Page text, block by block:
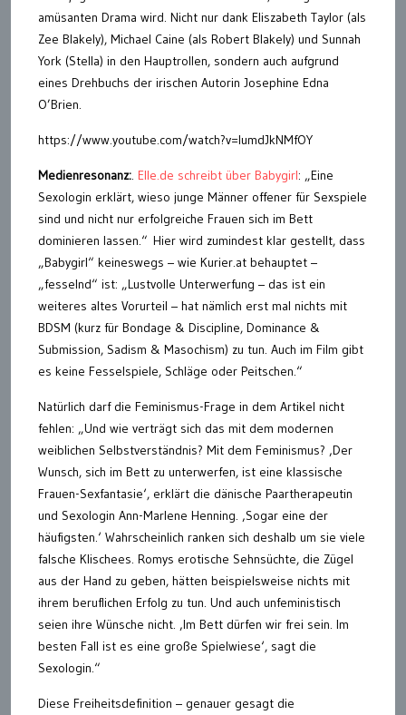
amüsanten Drama wird. Nicht nur dank Eliszabeth Taylor (als
Zee Blakely), Michael Caine (als Robert Blakely) und Sunnah
York (Stella) in den Hauptrollen, sondern auch aufgrund
eines Drehbuchs der irischen Autorin Josephine Edna
O’Brien.
https://www.youtube.com/watch?v=lumdJkNMfOY
Medienresonanz:. Elle.de schreibt über Babygirl: „Eine
Sexologin erklärt, wieso junge Männer offener für Sexspiele
sind und nicht nur erfolgreiche Frauen sich im Bett
dominieren lassen.“ Hier wird zumindest klar gestellt, dass
„Babygirl“ keineswegs – wie Kurier.at behauptet –
„fesselnd“ ist: „Lustvolle Unterwerfung – das ist ein
weiteres altes Vorurteil – hat nämlich erst mal nichts mit
BDSM (kurz für Bondage & Discipline, Dominance &
Submission, Sadism & Masochism) zu tun. Auch im Film gibt
es keine Fesselspiele, Schläge oder Peitschen.“
Natürlich darf die Feminismus-Frage in dem Artikel nicht
fehlen: „Und wie verträgt sich das mit dem modernen
weiblichen Selbstverständnis? Mit dem Feminismus? ‚Der
Wunsch, sich im Bett zu unterwerfen, ist eine klassische
Frauen-Sexfantasie‘, erklärt die dänische Paartherapeutin
und Sexologin Ann-Marlene Henning. ‚Sogar eine der
häufigsten.‘ Wahrscheinlich ranken sich deshalb um sie viele
falsche Klischees. Romys erotische Sehnsüchte, die Zügel
aus der Hand zu geben, hätten beispielsweise nichts mit
ihrem beruflichen Erfolg zu tun. Und auch unfeministisch
seien ihre Wünsche nicht. ‚Im Bett dürfen wir frei sein. Im
besten Fall ist es eine große Spielwiese‘, sagt die
Sexologin.“
Diese Freiheitsdefinition – genauer gesagt die